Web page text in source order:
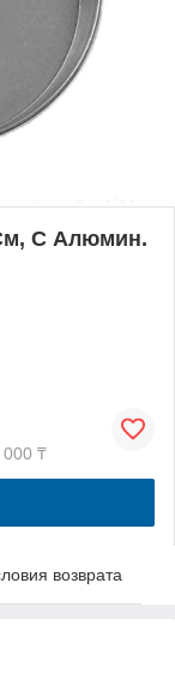
С Алюмин.
₸
возврата